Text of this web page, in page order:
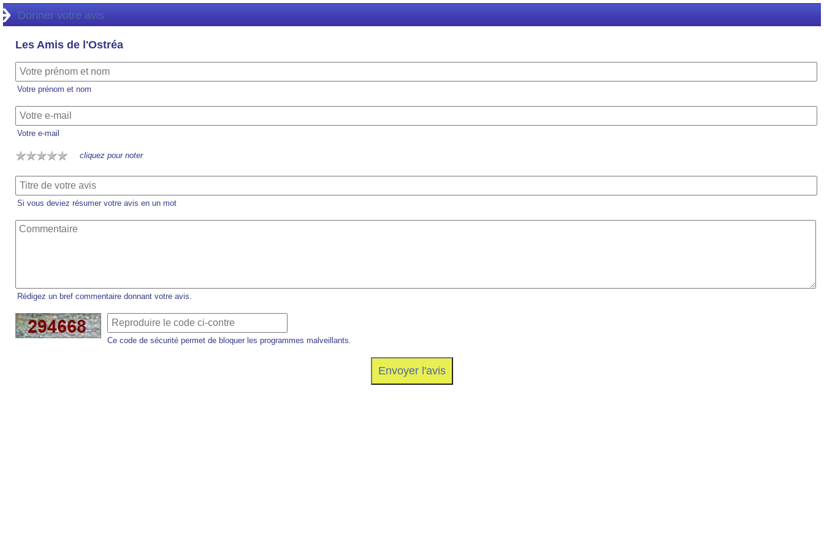
Donner votre avis
Les Amis de l'Ostréa
Votre prénom et nom
Votre e-mail
cliquez pour noter
Si vous deviez résumer votre avis en un mot
Rédigez un bref commentaire donnant votre avis.
Ce code de sécurité permet de bloquer les programmes malveillants.